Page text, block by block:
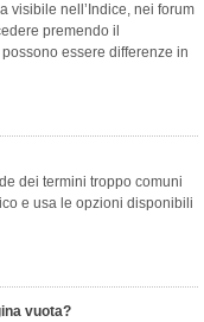
visibile nell’Indice, nei forum
premendo il
essere differenze in
dei termini troppo comuni
e usa le opzioni disponibili
vuota?